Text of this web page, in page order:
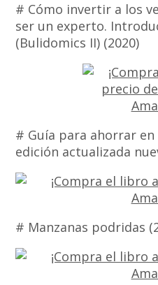
# Cómo invertir a los
ser un experto.
(Bulidomics II) (2020)
# Guía para ahorrar
edición actualizada
# Manzanas podridas